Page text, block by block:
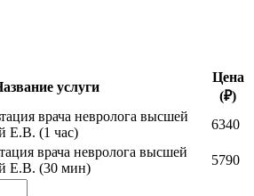
услуги
Цена
(₽)
врача невролога высшей
Е.В. (1 час)
6340
врача невролога высшей
Е.В. (30 мин)
5790